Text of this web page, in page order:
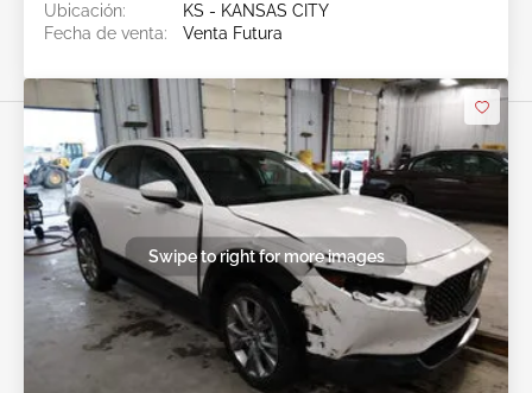
Ubicación:
KS - KANSAS CITY
Fecha de venta:
Venta Futura
Swipe to right for more images